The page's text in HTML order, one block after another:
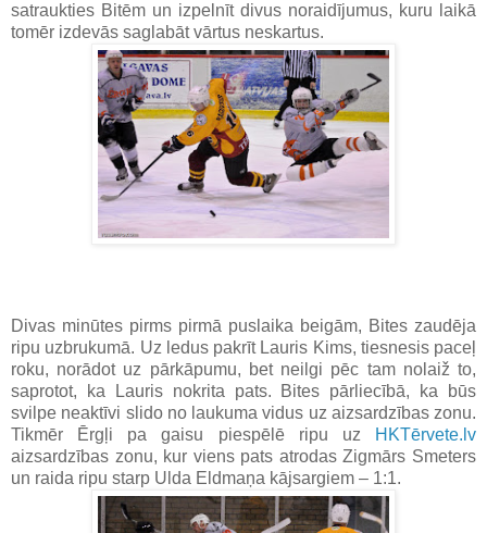
satraukties Bitēm un izpelnīt divus noraidījumus, kuru laikā
tomēr izdevās saglabāt vārtus neskartus.
Divas minūtes pirms pirmā puslaika beigām, Bites zaudēja
ripu uzbrukumā. Uz ledus pakrīt Lauris Kims, tiesnesis paceļ
roku, norādot uz pārkāpumu, bet neilgi pēc tam nolaiž to,
saprotot, ka Lauris nokrita pats. Bites pārliecībā, ka būs
svilpe neaktīvi slido no laukuma vidus uz aizsardzības zonu.
Tikmēr Ērgļi pa gaisu piespēlē ripu uz
HKTērvete.lv
aizsardzības zonu, kur viens pats atrodas Zigmārs Smeters
un raida ripu starp Ulda Eldmaņa kājsargiem – 1:1.